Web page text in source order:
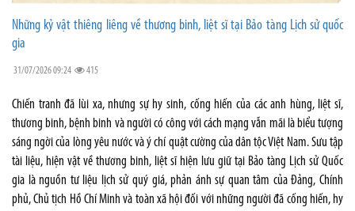
Những kỷ vật thiêng liêng về thương binh, liệt sĩ tại Bảo tàng Lịch sử quốc
gia
31/07/2026 09:24 415
Chiến tranh đã lùi xa, nhưng sự hy sinh, cống hiến của các anh hùng, liệt sĩ,
thương binh, bệnh binh và người có công với cách mạng vẫn mãi là biểu tượng
sáng ngời của lòng yêu nước và ý chí quật cường của dân tộc Việt Nam. Sưu tập
tài liệu, hiện vật về thương binh, liệt sĩ hiện lưu giữ tại Bảo tàng Lịch sử Quốc
gia là nguồn tư liệu lịch sử quý giá, phản ánh sự quan tâm của Đảng, Chính
phủ, Chủ tịch Hồ Chí Minh và toàn xã hội đối với những người đã cống hiến, hy